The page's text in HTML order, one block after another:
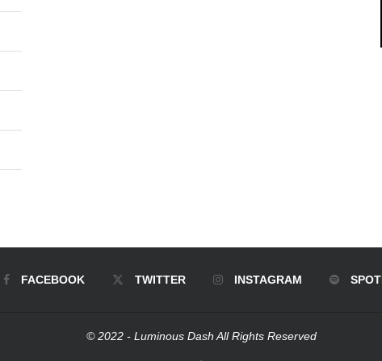
FACEBOOK TWITTER INSTAGRAM
© 2022 - Luminous Dash All Rights Reserved